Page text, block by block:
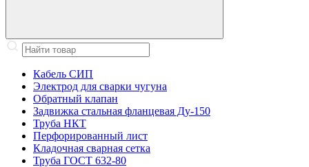
Кабель СИП
Электрод для сварки чугуна
Обратный клапан
Задвижка стальная фланцевая Ду-150
Труба НКТ
Перфорированный лист
Кладочная сварная сетка
Труба ГОСТ 632-80